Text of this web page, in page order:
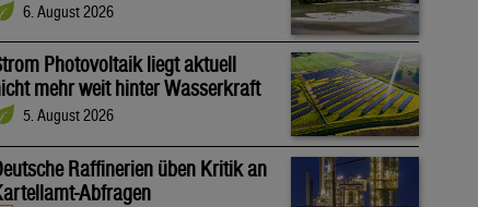
6. August 2026
Photovoltaik liegt aktuell
mehr weit hinter Wasserkraft
5. August 2026
Raffinerien üben Kritik an
Abfragen